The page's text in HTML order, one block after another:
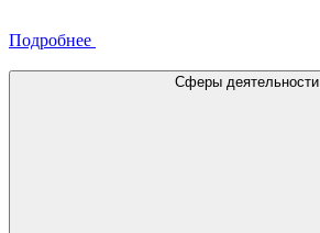
Подробнее
Сферы деятельности